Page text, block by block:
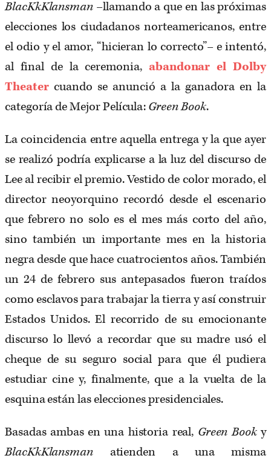
BlacKkKlansman –llamando a que en las próximas
elecciones los ciudadanos norteamericanos, entre
el odio y el amor, “hicieran lo correcto”– e intentó,
al final de la ceremonia, abandonar el Dolby
Theatercuando se anunció a la ganadora en la
categoría de Mejor Película:Green Book.
La coincidencia entre aquella entrega y la que ayer
se realizó podría explicarse a la luz del discurso de
Lee al recibir el premio. Vestido de color morado, el
director neoyorquino recordó desde el escenario
que febrero no solo es el mes más corto del año,
sino también un importante mes en la historia
negra desde que hace cuatrocientos años. También
un 24 de febrero sus antepasados fueron traídos
como esclavos para trabajar la tierra y así construir
Estados Unidos. El recorrido de su emocionante
discurso lo llevó a recordar que su madre usó el
cheque de su seguro social para que él pudiera
estudiar cine y, finalmente, que a la vuelta de la
esquina están las elecciones presidenciales.
Basadas ambas en una historia real, Green Booky
BlacKkKlansman atienden a una misma